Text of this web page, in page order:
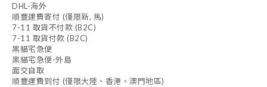
DHL-海外
順豐運費寄付 (僅限新, 馬)
7-11 取貨不付款 (B2C)
7-11 取貨付款 (B2C)
黑貓宅急便
黑貓宅急便-外島
面交自取
順豐運費到付 (僅限大陸、香港、澳門地區)